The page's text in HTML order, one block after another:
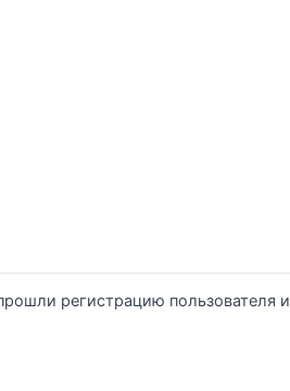
регистрацию пользователя и